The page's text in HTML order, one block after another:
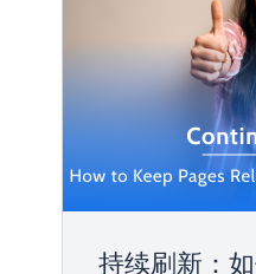
持续刷新：